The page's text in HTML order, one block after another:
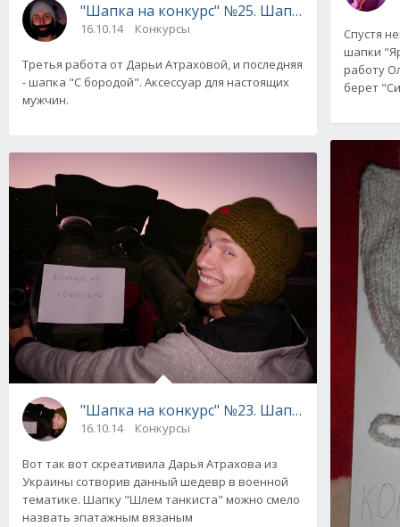
"Шапка на конкурс" №25. Шапка "С
16.10.14 Конкурсы
Третья работа от Дарьи Атраховой, и последняя
- шапка "С бородой". Аксессуар для настоящих
мужчин.
"Шапка на конкурс" №23. Шапка "Шлем
16.10.14 Конкурсы
Вот так вот скреативила Дарья Атрахова из
Украины сотворив данный шедевр в военной
тематике. Шапку "Шлем танкиста" можно смело
назвать эпатажным вязаным
Спустя
шапки
работу
берет